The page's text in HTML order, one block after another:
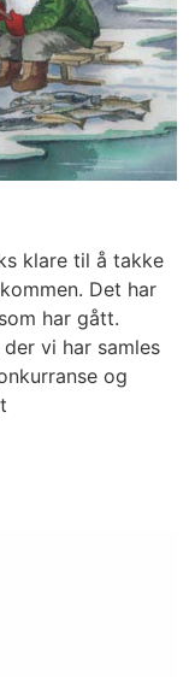
klare til å takke
Det har
har gått.
vi har samles
og